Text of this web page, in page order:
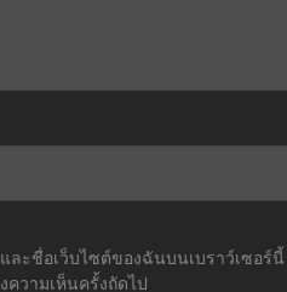
ละชื่อเว็บไซต์ของฉันบนเบราว์เซอร์นี้
ความเห็นครั้งถัดไป